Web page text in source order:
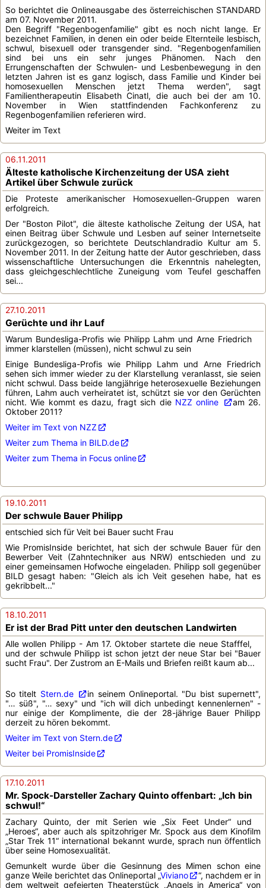
So berichtet die Onlineausgabe des österreichischen STANDARD
am 07. November 2011.
Den Begriff "Regenbogenfamilie" gibt es noch nicht lange. Er
bezeichnet Familien, in denen ein oder beide Elternteile lesbisch,
schwul, bisexuell oder transgender sind. "Regenbogenfamilien
sind bei uns ein sehr junges Phänomen. Nach den
Errungenschaften der Schwulen- und Lesbenbewegung in den
letzten Jahren ist es ganz logisch, dass Familie und Kinder bei
homosexuellen Menschen jetzt Thema werden", sagt
Familientherapeutin Elisabeth Cinatl, die auch bei der am 10.
November in Wien stattfindenden Fachkonferenz zu
Regenbogenfamilien referieren wird.
Weiter im Text
06.11.2011
Älteste katholische Kirchenzeitung der USA zieht
Artikel über Schwule zurück
Die Proteste amerikanischer Homosexuellen-Gruppen waren
erfolgreich.
Der "Boston Pilot", die älteste katholische Zeitung der USA, hat
einen Beitrag über Schwule und Lesben auf seiner Internetseite
zurückgezogen, so berichtete Deutschlandradio Kultur am 5.
November 2011. In der Zeitung hatte der Autor geschrieben, dass
wissenschaftliche Untersuchungen die Erkenntnis nahelegten,
dass gleichgeschlechtliche Zuneigung vom Teufel geschaffen
sei...
27.10.2011
Gerüchte und ihr Lauf
Warum Bundesliga-Profis wie Philipp Lahm und Arne Friedrich
immer klarstellen (müssen), nicht schwul zu sein
Einige Bundesliga-Profis wie Philipp Lahm und Arne Friedrich
sehen sich immer wieder zu der Klarstellung veranlasst, sie seien
nicht schwul. Dass beide langjährige heterosexuelle Beziehungen
führen, Lahm auch verheiratet ist, schützt sie vor den Gerüchten
nicht. Wie kommt es dazu, fragt sich die NZZ online
am 26.
Oktober 2011?
Weiter im Text von NZZ
Weiter zum Thema in BILD.de
Weiter zum Thema in Focus online
19.10.2011
Der schwule Bauer Philipp
entschied sich für Veit bei Bauer sucht Frau
Wie PromisInside berichtet, hat sich der schwule Bauer für den
Bewerber Veit (Zahntechniker aus NRW) entschieden und zu
einer gemeinsamen Hofwoche eingeladen. Philipp soll gegenüber
BILD gesagt haben: "Gleich als ich Veit gesehen habe, hat es
gekribbelt..."
18.10.2011
Er ist der Brad Pitt unter den deutschen Landwirten
Alle wollen Philipp - Am 17. Oktober startete die neue Stafffel,
und der schwule Philipp ist schon jetzt der neue Star bei "Bauer
sucht Frau". Der Zustrom an E-Mails und Briefen reißt kaum ab...
So titelt Stern.de
in seinem Onlineportal. "Du bist supernett",
"… süß", "… sexy" und "ich will dich unbedingt kennenlernen" -
nur einige der Komplimente, die der 28-jährige Bauer Philipp
derzeit zu hören bekommt.
Weiter im Text von Stern.de
Weiter bei PromisInside
17.10.2011
Mr. Spock-Darsteller Zachary Quinto offenbart: „Ich bin
schwul!“
Zachary Quinto, der mit Serien wie „Six Feet Under“ und
„Heroes“, aber auch als spitzohriger Mr. Spock aus dem Kinofilm
„Star Trek 11“ international bekannt wurde, sprach nun öffentlich
über seine Homosexualität.
Gemunkelt wurde über die Gesinnung des Mimen schon eine
ganze Weile berichtet das Onlineportal „Viviano
“, nachdem er in
dem weltweit gefeierten Theaterstück „Angels in America“ von